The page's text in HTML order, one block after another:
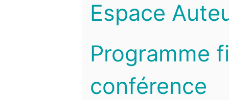
Espace
Programme
conférence